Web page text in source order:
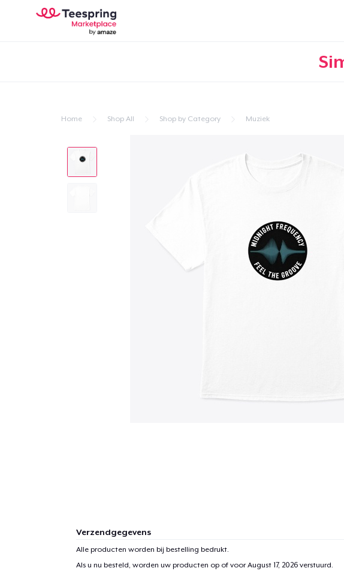
Home Shop All Shop by Category Muziek
Verzendgegevens
Alle producten worden bij bestelling bedrukt.
Als u nu besteld, worden uw producten op of voorAugust 17, 2026verstuurd.